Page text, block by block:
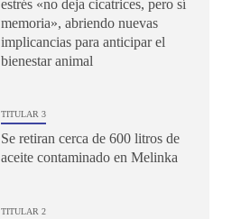
estrés «no deja cicatrices, pero sí
memoria», abriendo nuevas
implicancias para anticipar el
bienestar animal
TITULAR 3
Se retiran cerca de 600 litros de
aceite contaminado en Melinka
TITULAR 2